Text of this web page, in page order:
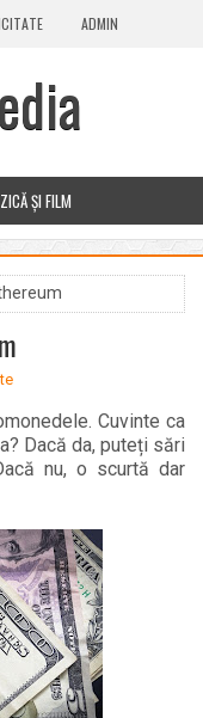
ADMIN
ȘI FILM
Cuvinte ca
Dacă da, puteți sări
nu, o scurtă dar